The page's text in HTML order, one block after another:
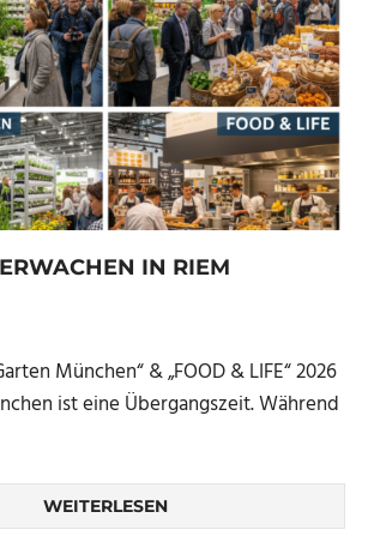
IN RIEM
München“ & „FOOD & LIFE“ 2026
ist eine Übergangszeit. Während
WEITERLESEN